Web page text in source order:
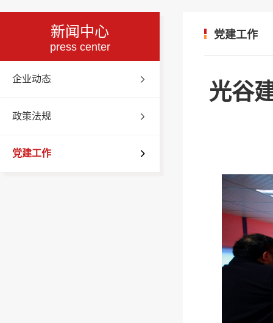
新闻中心
press center
企业动态
政策法规
党建工作
党建工作
光谷